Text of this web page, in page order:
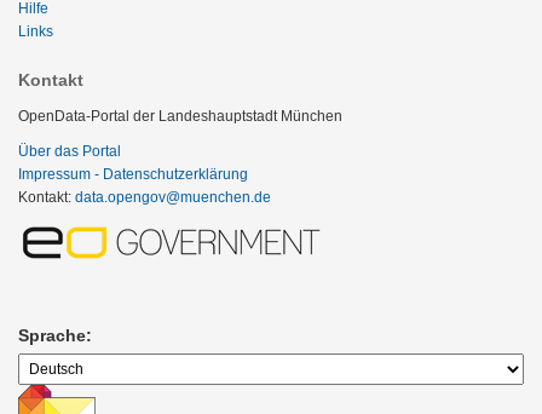
Hilfe
Links
Kontakt
OpenData-Portal der Landeshauptstadt München
Über das Portal
Impressum - Datenschutzerklärung
Kontakt: data.opengov@muenchen.de
Sprache